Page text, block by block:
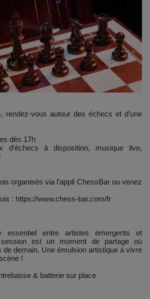
rendez-vous autour des échecs et d’une
dès 17h
d’échecs à disposition, musique live,
organisés via l’appli ChessBar ou venez
: https://www.chess-bar.com/fr
essentiel entre artistes émergents et
est un moment de partage où
de demain. Une émulsion artistique à vivre
!
& batterie sur place